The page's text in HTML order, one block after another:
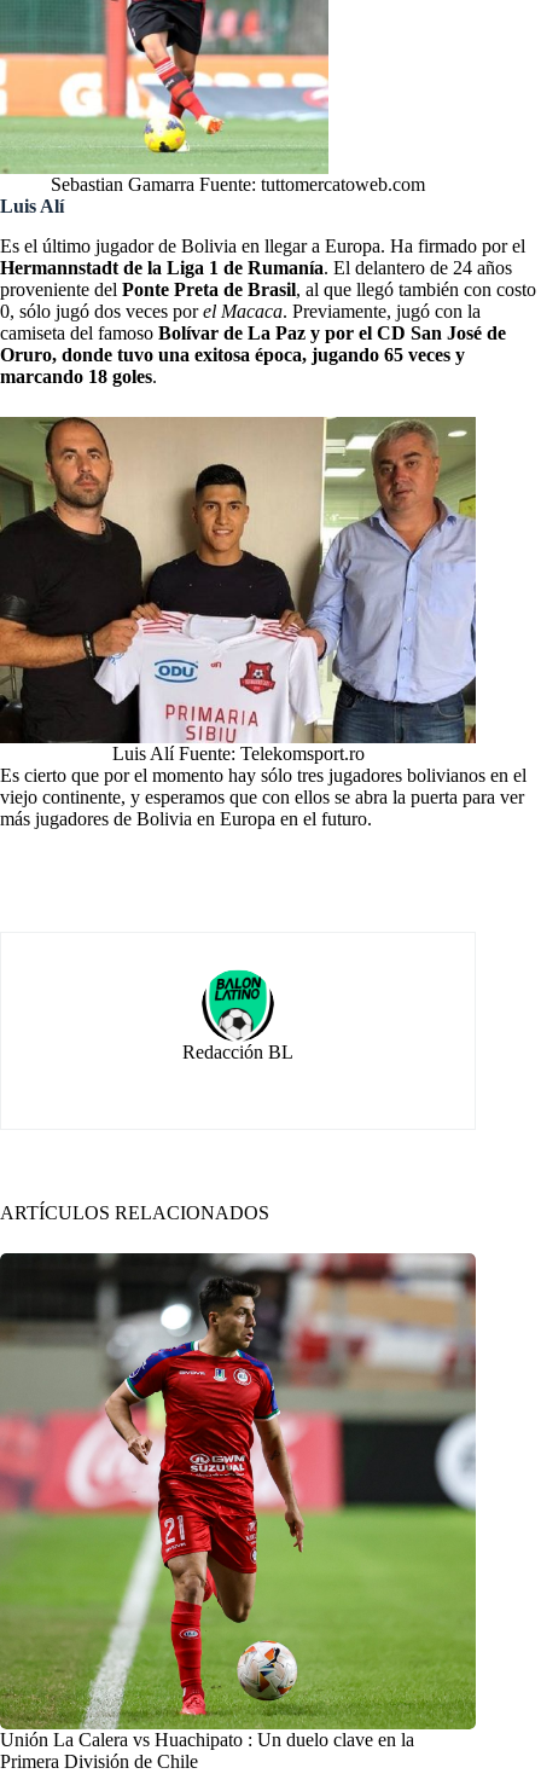
Sebastian Gamarra Fuente: tuttomercatoweb.com
Luis Alí
Es el último jugador de Bolivia en llegar a Europa. Ha firmado por el
Hermannstadt de la Liga 1 de Rumanía. El delantero de 24 años
proveniente del Ponte Preta de Brasil, al que llegó también con costo
0, sólo jugó dos veces porel Macaca. Previamente, jugó con la
camiseta del famoso Bolívar de La Paz y por el CD San José de
Oruro, donde tuvo una exitosa época, jugando 65 veces y
marcando 18 goles.
Luis Alí Fuente: Telekomsport.ro
Es cierto que por el momento hay sólo tres jugadores bolivianos en el
viejo continente, y esperamos que con ellos se abra la puerta para ver
más jugadores de Bolivia en Europa en el futuro.
Redacción BL
ARTÍCULOS RELACIONADOS
Unión La Calera vs Huachipato : Un duelo clave en la
Primera División de Chile